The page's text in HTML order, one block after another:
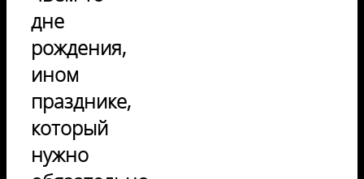
дне
рождения,
ином
празднике,
который
нужно